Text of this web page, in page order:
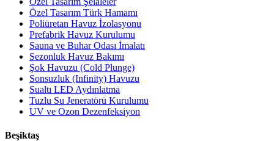
Özel Tasarım Türk Hamamı
Poliüretan Havuz İzolasyonu
Prefabrik Havuz Kurulumu
Sauna ve Buhar Odası İmalatı
Sezonluk Havuz Bakımı
Şok Havuzu (Cold Plunge)
Sonsuzluk (Infinity) Havuzu
Sualtı LED Aydınlatma
Tuzlu Su Jeneratörü Kurulumu
UV ve Ozon Dezenfeksiyon
Beşiktaş